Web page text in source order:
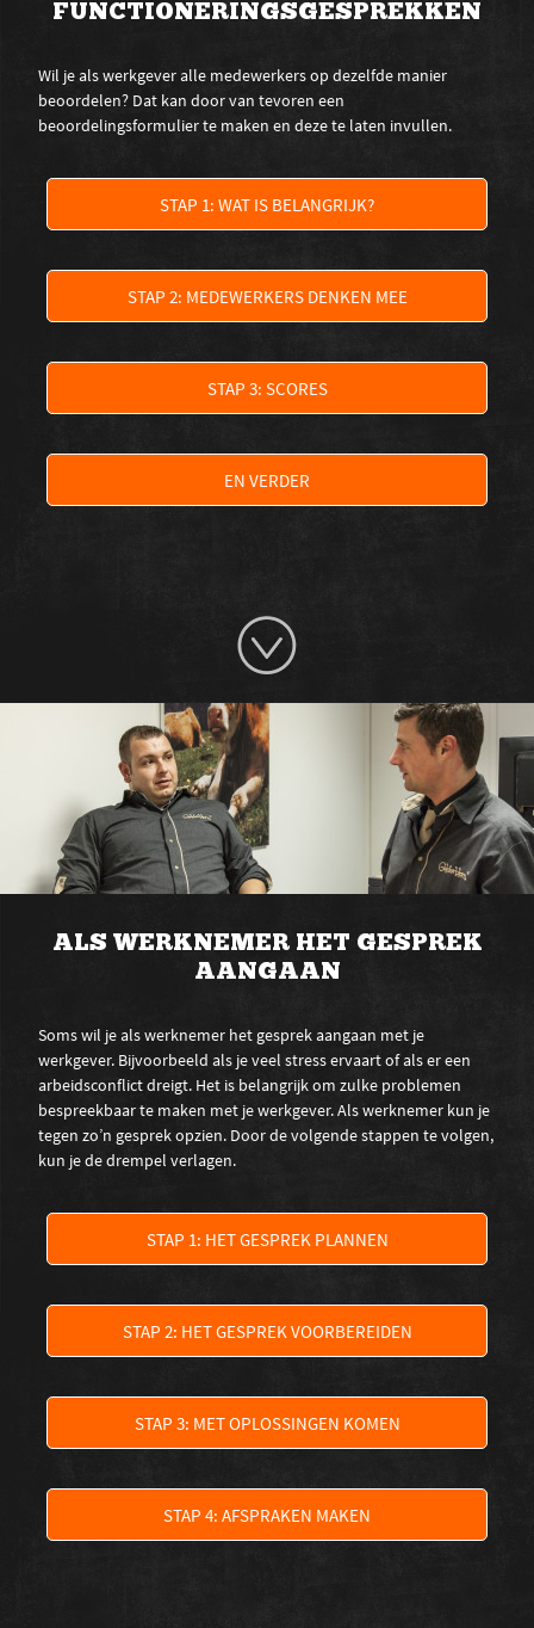
FUNCTIONERINGSGESPREKKEN
Wil je als werkgever alle medewerkers op dezelfde manier
beoordelen? Dat kan door van tevoren een
beoordelingsformulier te maken en deze te laten invullen.
STAP 1: WAT IS BELANGRIJK?
STAP 2: MEDEWERKERS DENKEN MEE
STAP 3: SCORES
EN VERDER
ALS WERKNEMER HET GESPREK
AANGAAN
Soms wil je als werknemer het gesprek aangaan met je
werkgever. Bijvoorbeeld als je veel stress ervaart of als er een
arbeidsconflict dreigt. Het is belangrijk om zulke problemen
bespreekbaar te maken met je werkgever. Als werknemer kun je
tegen zo’n gesprek opzien. Door de volgende stappen te volgen,
kun je de drempel verlagen.
STAP 1: HET GESPREK PLANNEN
STAP 2: HET GESPREK VOORBEREIDEN
STAP 3: MET OPLOSSINGEN KOMEN
STAP 4: AFSPRAKEN MAKEN